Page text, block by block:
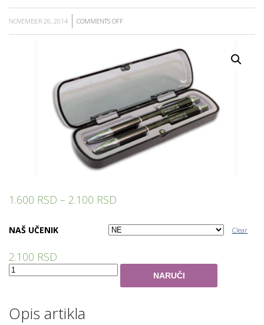
NOVEMBER 26, 2014 COMMENTS OFF
METALNA
I
HEMIJSKA
1.600 RSD – 2.100 RSD
NAŠ UČENIK Clear
2.100 RSD
Quantity
NARUČI
Opis artikla